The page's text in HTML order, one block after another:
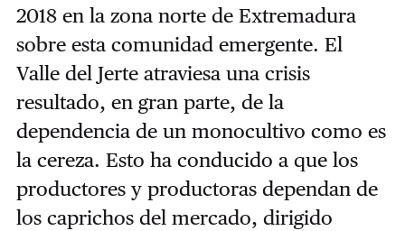
2018 en la zona norte de Extremadura
sobre esta comunidad emergente. El
Valle del Jerte atraviesa una crisis
resultado, en gran parte, de la
dependencia de un monocultivo como es
la cereza. Esto ha conducido a que los
productores y productoras dependan de
los caprichos del mercado, dirigido